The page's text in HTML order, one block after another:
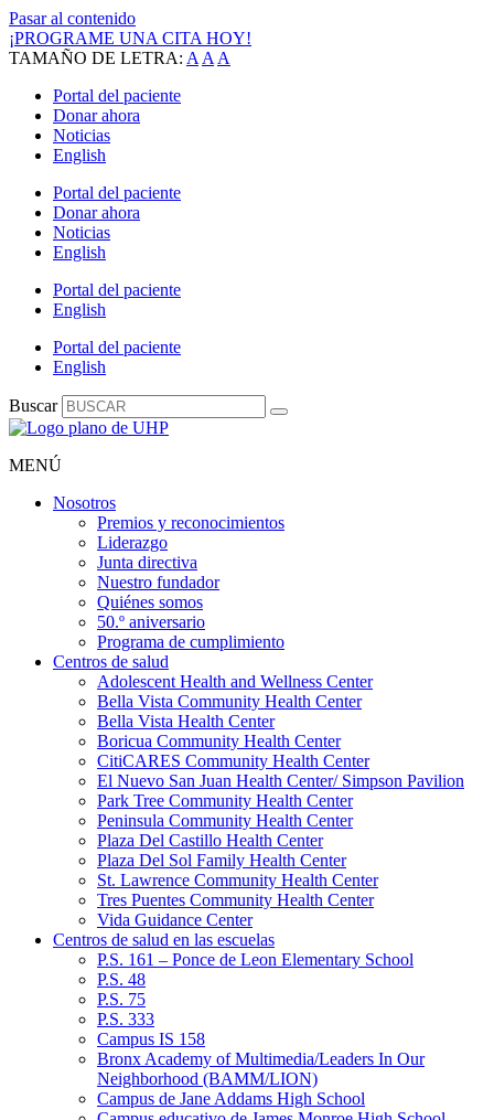
Pasar al contenido
¡PROGRAME UNA CITA HOY!
TAMAÑO DE LETRA: A A A
Portal del paciente
Donar ahora
Noticias
English
Portal del paciente
Donar ahora
Noticias
English
Portal del paciente
English
Portal del paciente
English
Buscar
MENÚ
Nosotros
Premios y reconocimientos
Liderazgo
Junta directiva
Nuestro fundador
Quiénes somos
50.º aniversario
Programa de cumplimiento
Centros de salud
Adolescent Health and Wellness Center
Bella Vista Community Health Center
Bella Vista Health Center
Boricua Community Health Center
CitiCARES Community Health Center
El Nuevo San Juan Health Center/ Simpson Pavilion
Park Tree Community Health Center
Peninsula Community Health Center
Plaza Del Castillo Health Center
Plaza Del Sol Family Health Center
St. Lawrence Community Health Center
Tres Puentes Community Health Center
Vida Guidance Center
Centros de salud en las escuelas
P.S. 161 – Ponce de Leon Elementary School
P.S. 48
P.S. 75
P.S. 333
Campus IS 158
Bronx Academy of Multimedia/Leaders In Our
Neighborhood (BAMM/LION)
Campus de Jane Addams High School